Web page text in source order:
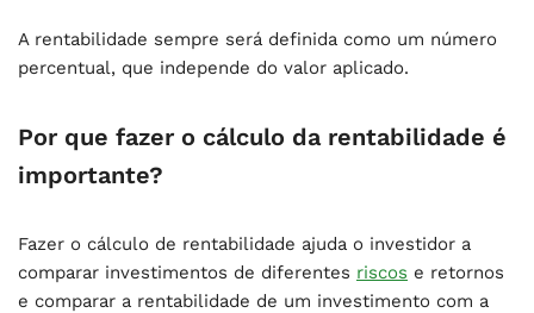
A rentabilidade sempre será definida como um número
percentual, que independe do valor aplicado.
Por que fazer o cálculo da rentabilidade é
importante?
Fazer o cálculo de rentabilidade ajuda o investidor a
comparar investimentos de diferentes riscos e retornos
e comparar a rentabilidade de um investimento com a